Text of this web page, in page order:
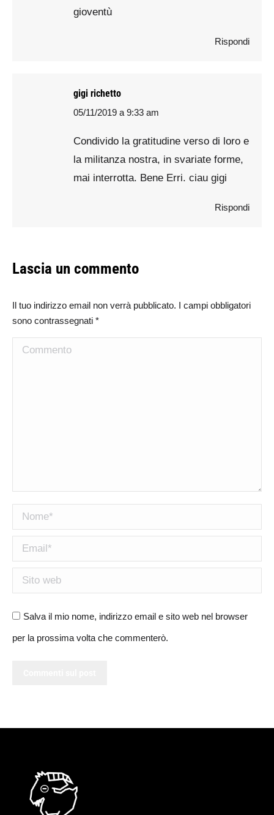
gioventù
Rispondi
gigi richetto
says:
05/11/2019 a 9:33 am
Condivido la gratitudine verso di loro e
la militanza nostra, in svariate forme,
mai interrotta. Bene Erri. ciau gigi
Rispondi
Lascia un commento
Il tuo indirizzo email non verrà pubblicato. I campi obbligatori
sono contrassegnati *
Commento
Nome *
Email *
Sito web
Salva il mio nome, indirizzo email e sito web nel browser
per la prossima volta che commenterò.